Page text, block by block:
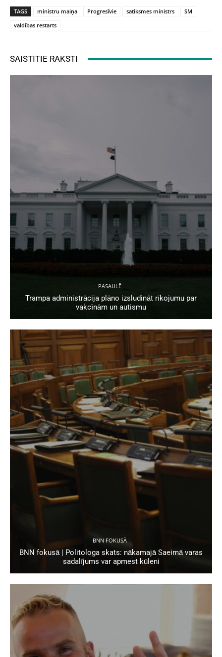
TAGS ministru maiņa Progresīvie satiksmes ministrs
SM
valdības restarts
SAISTĪTIE RAKSTI
PASAULĒ
Trampa administrācija plāno izsludināt rīkojumu par
vakcīnām un autismu
BNN FOKUSĀ
BNN fokusā | Politologa skats: nākamajā Saeimā varas
sadalījums var apmest kūleni